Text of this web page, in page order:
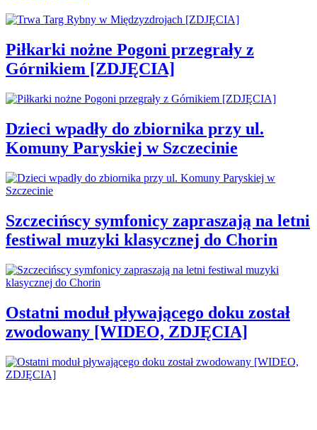
Piłkarki nożne Pogoni przegrały z
Górnikiem [ZDJĘCIA]
Dzieci wpadły do zbiornika przy ul.
Komuny Paryskiej w Szczecinie
Szczecińscy symfonicy zapraszają na letni
festiwal muzyki klasycznej do Chorin
Ostatni moduł pływającego doku został
zwodowany [WIDEO, ZDJĘCIA]